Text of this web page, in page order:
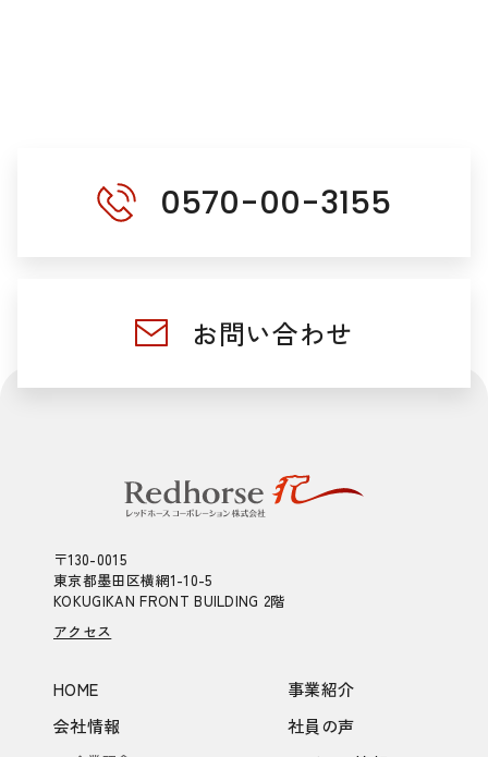
0570-00-3155
お問い合わせ
〒130-0015
東京都墨田区横網1-10-5
KOKUGIKAN FRONT BUILDING 2階
アクセス
HOME
会社情報
事業紹介
社員の声